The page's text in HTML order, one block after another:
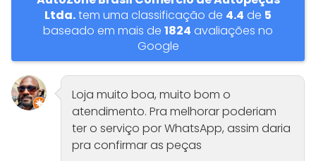
Ltda.tem uma classificação de 4.4 de 5
baseado em mais de 1824 avaliações no
Google
Loja muito boa, muito bom o
atendimento. Pra melhorar poderiam
ter o serviço por WhatsApp, assim daria
pra confirmar as peças